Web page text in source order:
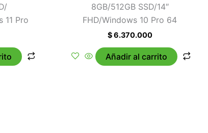
11 Pro
8GB/512GB SSD/14″
FHD/Windows 10 Pro 64
$6.370.000
Añadir al carrito